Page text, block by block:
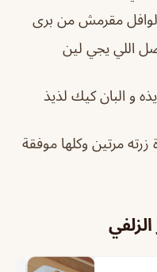
مقرمش من برى
اللي يجي لين
و البان كيك لذيذ
زرته مرتين وكلها موفقة